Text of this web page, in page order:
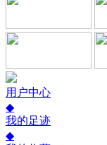
用户中心
◆
我的足迹
◆